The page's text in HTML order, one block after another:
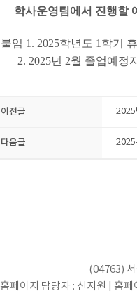
학사운영팀에서 진행할
붙임 1. 2025학년도 1학기
2. 2025년 2월 졸업예정
이전글 2025
다음글
(04763)
홈페이지 담당자 : 신지원 | 홈